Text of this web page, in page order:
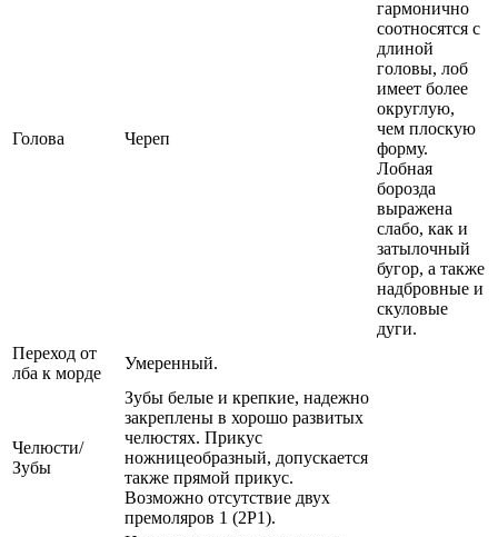
Голова Череп
гармонично
соотносятся с
длиной
головы, лоб
имеет более
округлую,
чем плоскую
форму.
Лобная
борозда
выражена
слабо, как и
затылочный
бугор, а также
надбровные и
скуловые
дуги.
Переход от
лба к морде
Умеренный.
Челюсти/
Зубы
Зубы белые и крепкие, надежно
закреплены в хорошо развитых
челюстях. Прикус
ножницеобразный, допускается
также прямой прикус.
Возможно отсутствие двух
премоляров 1 (2Р1).